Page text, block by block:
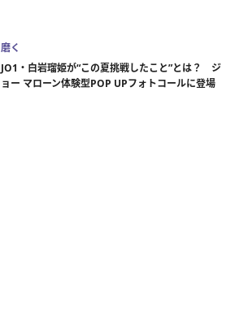
磨く
JO1・白岩瑠姫が“この夏挑戦したこと”とは？ ジ
ョー マローン体験型POP UPフォトコールに登場